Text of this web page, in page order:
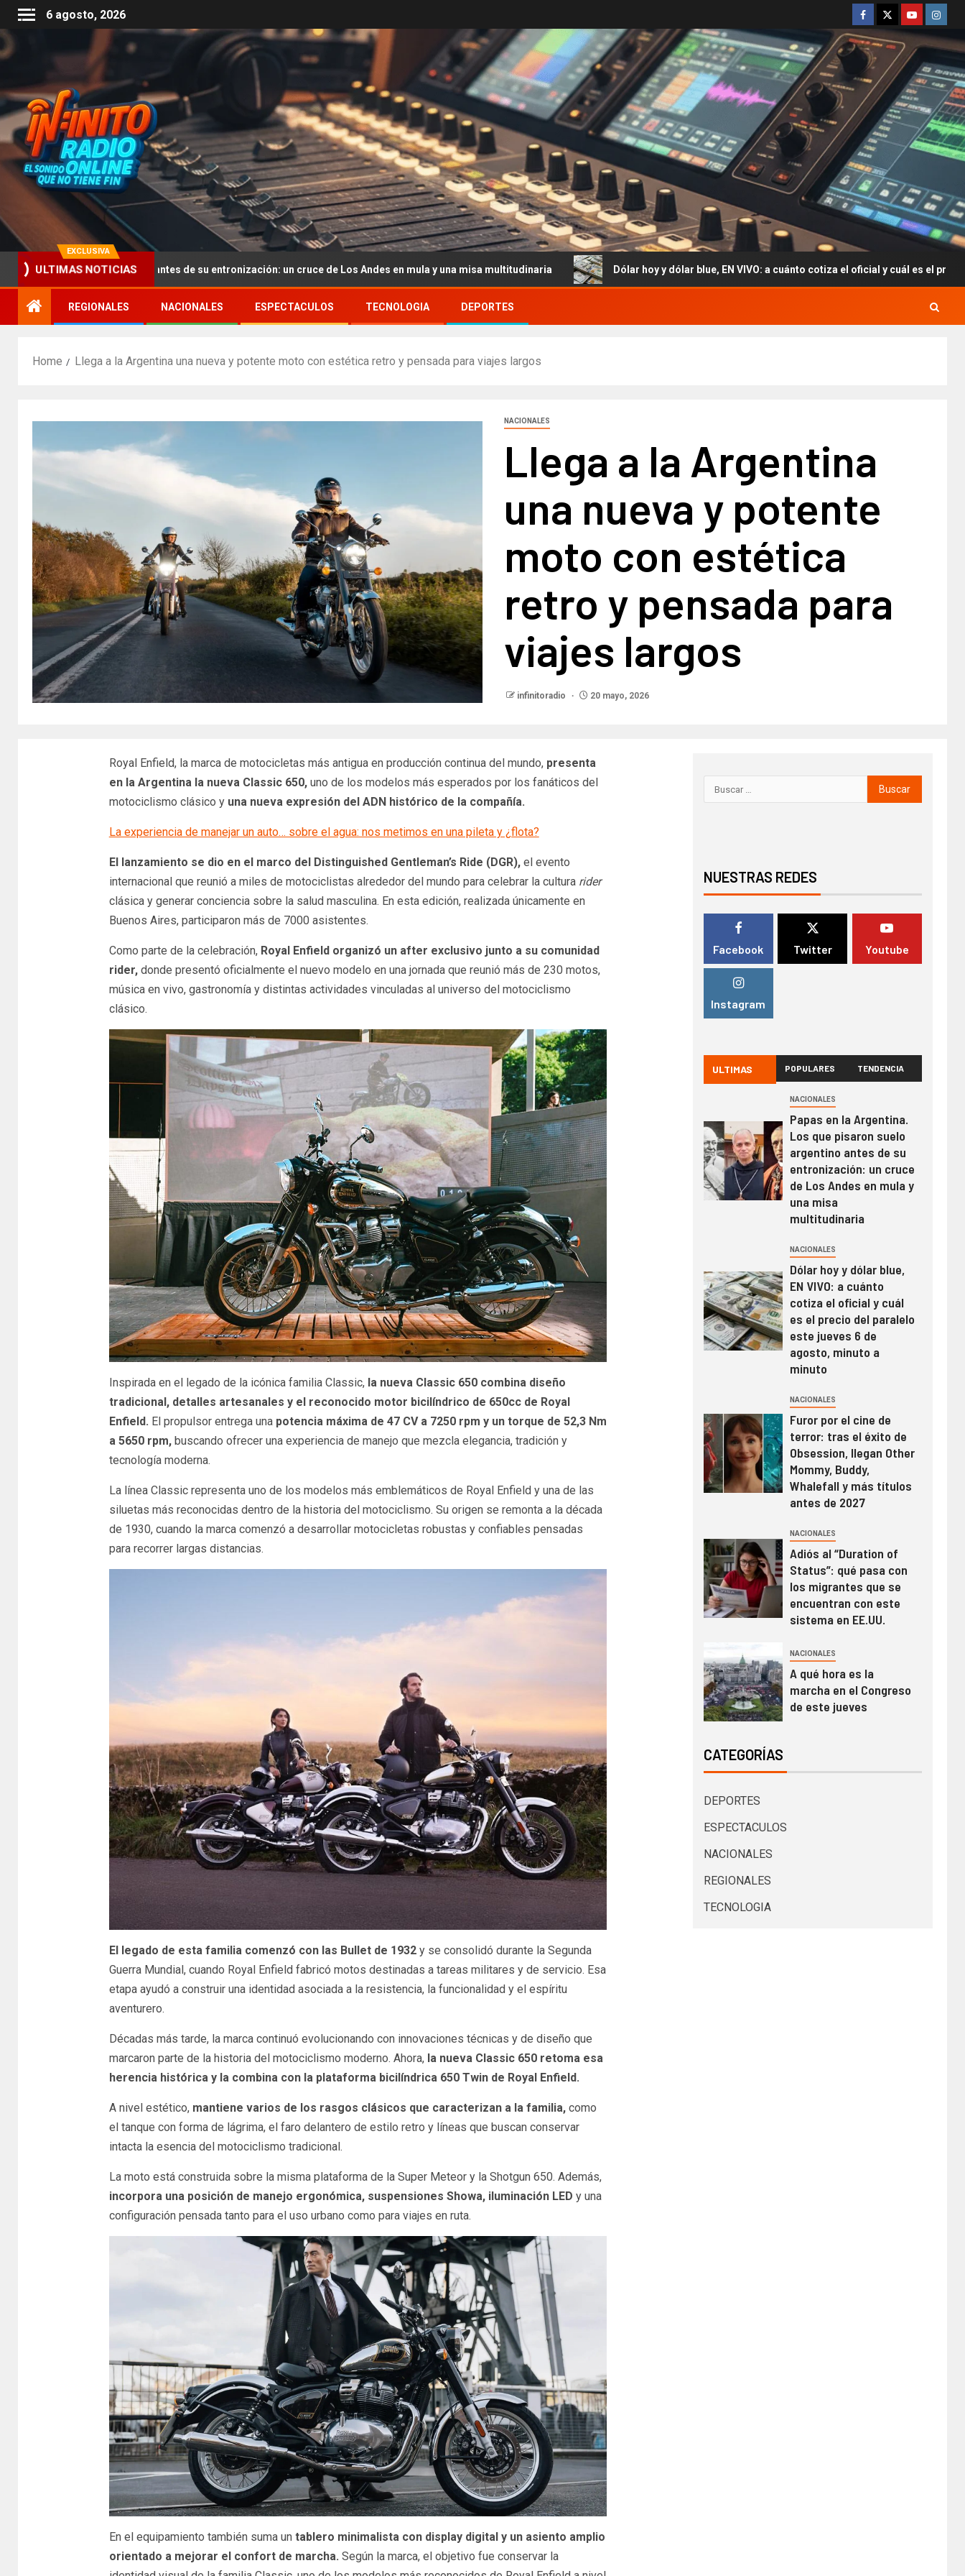
6 agosto, 2026
EXCLUSIVA
ULTIMAS NOTICIAS
argentino antes de su entronización: un cruce de Los Andes en mula y una misa multitudinaria Dólar hoy y dólar blue, EN VIVO: a cuánto cotiza el oficial y cuál es el precio del paralelo este
REGIONALES NACIONALES ESPECTACULOS TECNOLOGIA DEPORTES
Home Llega a la Argentina una nueva y potente moto con estética retro y pensada para viajes largos
NACIONALES
Llega a la Argentina
una nueva y potente
moto con estética
retro y pensada para
viajes largos
infinitoradio 20 mayo, 2026
Royal Enfield, la marca de motocicletas más antigua en producción continua del mundo, presenta
en la Argentina la nueva Classic 650, uno de los modelos más esperados por los fanáticos del
motociclismo clásico y una nueva expresión del ADN histórico de la compañía.
La experiencia de manejar un auto… sobre el agua: nos metimos en una pileta y ¿flota?
El lanzamiento se dio en el marco del Distinguished Gentleman’s Ride (DGR), el evento
internacional que reunió a miles de motociclistas alrededor del mundo para celebrar la cultura rider
clásica y generar conciencia sobre la salud masculina. En esta edición, realizada únicamente en
Buenos Aires, participaron más de 7000 asistentes.
Como parte de la celebración, Royal Enfield organizó un after exclusivo junto a su comunidad
rider, donde presentó oficialmente el nuevo modelo en una jornada que reunió más de 230 motos,
música en vivo, gastronomía y distintas actividades vinculadas al universo del motociclismo
clásico.
Inspirada en el legado de la icónica familia Classic,la nueva Classic 650 combina diseño
tradicional, detalles artesanales y el reconocido motor bicilíndrico de 650cc de Royal
Enfield. El propulsor entrega una potencia máxima de 47 CV a 7250 rpm y un torque de 52,3 Nm
a 5650 rpm,buscando ofrecer una experiencia de manejo que mezcla elegancia, tradición y
tecnología moderna.
La línea Classic representa uno de los modelos más emblemáticos de Royal Enfield y una de las
siluetas más reconocidas dentro de la historia del motociclismo. Su origen se remonta a la década
de 1930, cuando la marca comenzó a desarrollar motocicletas robustas y confiables pensadas
para recorrer largas distancias.
El legado de esta familia comenzó con las Bullet de 1932 y se consolidó durante la Segunda
Guerra Mundial, cuando Royal Enfield fabricó motos destinadas a tareas militares y de servicio. Esa
etapa ayudó a construir una identidad asociada a la resistencia, la funcionalidad y el espíritu
aventurero.
Décadas más tarde, la marca continuó evolucionando con innovaciones técnicas y de diseño que
marcaron parte de la historia del motociclismo moderno. Ahora, la nueva Classic 650 retoma esa
herencia histórica y la combina con la plataforma bicilíndrica 650 Twin de Royal Enfield.
A nivel estético,mantiene varios de los rasgos clásicos que caracterizan a la familia,como
el tanque con forma de lágrima, el faro delantero de estilo retro y líneas que buscan conservar
intacta la esencia del motociclismo tradicional.
La moto está construida sobre la misma plataforma de la Super Meteor y la Shotgun 650. Además,
incorpora una posición de manejo ergonómica, suspensiones Showa, iluminación LED y una
configuración pensada tanto para el uso urbano como para viajes en ruta.
En el equipamiento también suma un tablero minimalista con display digital y un asiento amplio
orientado a mejorar el confort de marcha. Según la marca, el objetivo fue conservar la
NUESTRAS REDES
Facebook Twitter Youtube
Instagram
ULTIMAS POPULARES TENDENCIA
NACIONALES
Papas en la Argentina.
Los que pisaron suelo
argentino antes de su
entronización: un cruce
de Los Andes en mula y
una misa
multitudinaria
NACIONALES
Dólar hoy y dólar blue,
EN VIVO: a cuánto
cotiza el oficial y cuál
es el precio del paralelo
este jueves 6 de
agosto, minuto a
minuto
NACIONALES
Furor por el cine de
terror: tras el éxito de
Obsession, llegan Other
Mommy, Buddy,
Whalefall y más títulos
antes de 2027
NACIONALES
Adiós al “Duration of
Status”: qué pasa con
los migrantes que se
encuentran con este
sistema en EE.UU.
NACIONALES
A qué hora es la
marcha en el Congreso
de este jueves
CATEGORÍAS
DEPORTES
ESPECTACULOS
NACIONALES
REGIONALES
TECNOLOGIA